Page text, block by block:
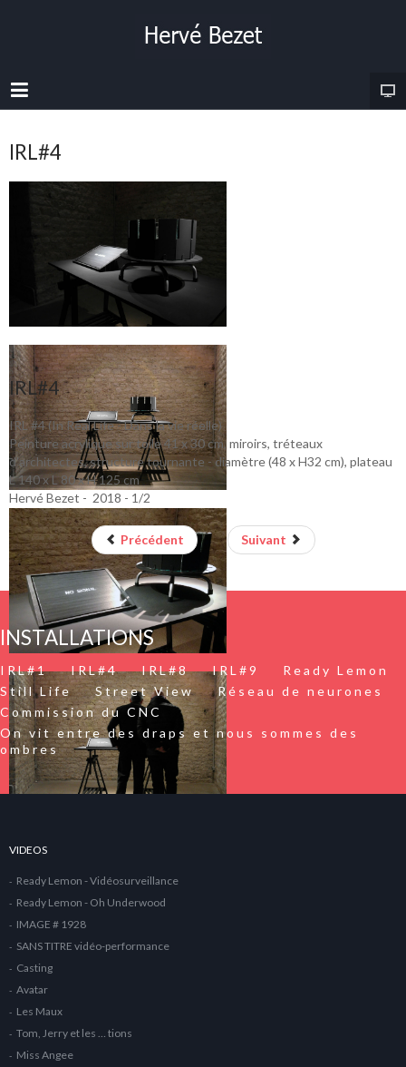
IRL#4
IRL#4
IRL #4 (In Real Life - Dans la vie réelle)
Peinture acrylique sur toile 41 x 30 cm, miroirs, tréteaux
d'architectes, structure tournante - diamètre (48 x H32 cm), plateau
L 140 x L 80 x H 125 cm
Hervé Bezet - 2018 - 1/2
Précédent Suivant
INSTALLATIONS
IRL#1 IRL#4 IRL#8 IRL#9
Ready Lemon
Still Life
Street View
Réseau de neurones
Commission du CNC
On vit entre des draps et nous sommes des
ombres
VIDEOS
Ready Lemon - Vidéosurveillance
Ready Lemon - Oh Underwood
IMAGE # 1928
SANS TITRE vidéo-performance
Casting
Avatar
Les Maux
Tom, Jerry et les … tions
Miss Angee